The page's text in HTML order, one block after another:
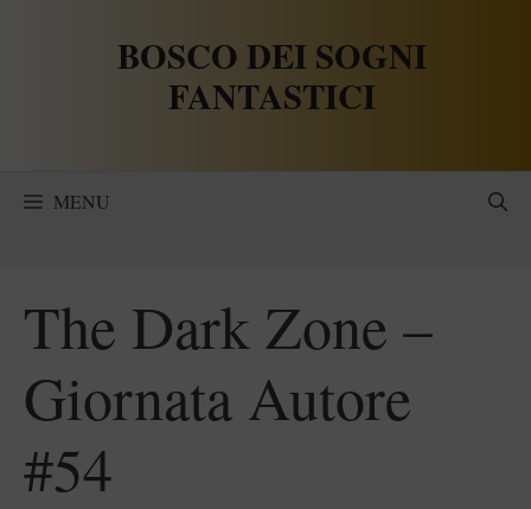
BOSCO DEI SOGNI
FANTASTICI
MENU
The Dark Zone –
Giornata Autore
#54